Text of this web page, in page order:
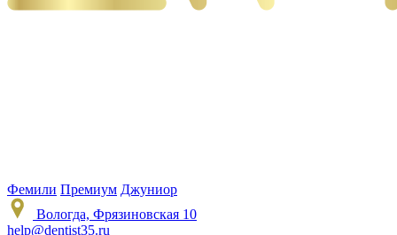
Фемили Премиум Джуниор
Вологда, Фрязиновская 10
help@dentist35.ru